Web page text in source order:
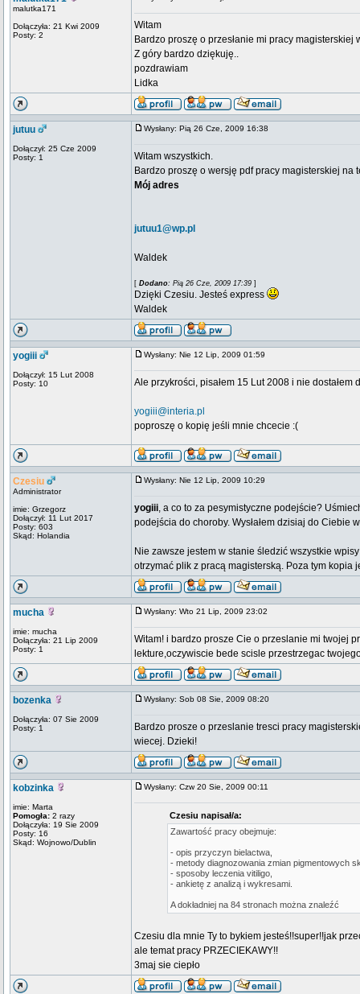
malutka171
Dołączyła: 21 Kwi 2009
Posty: 2
Witam
Bardzo proszę o przesłanie mi pracy
Z góry bardzo dziękuję..
pozdrawiam
Lidka
jutuu
Dołączył: 25 Cze 2009
Posty: 1
Wysłany: Pią 26 Cze, 2009 16:38
Witam wszystkich.
Bardzo proszę o wersję pdf pracy magisterskiej na
Mój adres
jutuu1@wp.pl
Waldek
[ Dodano: Pią 26 Cze, 2009 17:39 ]
Dzięki Czesiu. Jesteś express
Waldek
yogiii
Dołączył: 15 Lut 2008
Posty: 10
Wysłany: Nie 12 Lip, 2009 01:59
Ale przykrości, pisałem 15 Lut 2008 i nie
yogiii@interia.pl
poproszę o kopię jeśli mnie chcecie :(
Czesiu
Administrator
imie: Grzegorz
Dołączył: 11 Lut 2017
Posty: 603
Skąd: Holandia
Wysłany: Nie 12 Lip, 2009 10:29
yogiii, a co to za pesymistyczne podejście?
podejścia do choroby. Wysłałem dzisiaj do
Nie zawsze jestem w stanie śledzić wszystkie
otrzymać plik z pracą magisterską. Poza tym kopia
mucha
imie: mucha
Dołączyła: 21 Lip 2009
Posty: 1
Wysłany: Wto 21 Lip, 2009 23:02
Witam! i bardzo prosze Cie o przeslanie mi twojej
lekture,oczywiscie bede scisle przestrzegac
bozenka
Dołączyła: 07 Sie 2009
Posty: 1
Wysłany: Sob 08 Sie, 2009 08:20
Bardzo prosze o przeslanie tresci pracy
wiecej. Dzieki!
kobzinka
imie: Marta
Pomogła: 2 razy
Dołączyła: 19 Sie 2009
Posty: 16
Skąd: Wojnowo/Dublin
Wysłany: Czw 20 Sie, 2009 00:11
Czesiu napisał/a:
Zawartość pracy obejmuje:
- opis przyczyn bielactwa,
- metody diagnozowania zmian pigmentowych
- sposoby leczenia vitiligo,
- ankietę z analizą i wykresami.
A dokładniej na 84 stronach można znaleźć
Czesiu dla mnie Ty to bykiem jesteś!!super!!jak
ale temat pracy PRZECIEKAWY!!
3maj sie ciepło